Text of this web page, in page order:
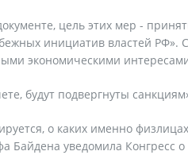
цель этих мер -
инициатив властей РФ».
экономическими
будут подвергнуты
о каких именно
Байдена уведомила Конгресс